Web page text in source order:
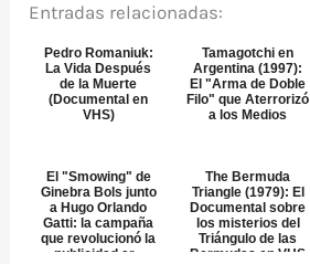
Entradas relacionadas:
Pedro Romaniuk:
La Vida Después
de la Muerte
(Documental en
VHS)
Tamagotchi en
Argentina (1997):
El "Arma de Doble
Filo" que Aterrorizó
a los Medios
El "Smowing" de
Ginebra Bols junto
a Hugo Orlando
Gatti: la campaña
que revolucionó la
publicidad ar...
The Bermuda
Triangle (1979): El
Documental sobre
los misterios del
Triángulo de las
Bermudas en VHS